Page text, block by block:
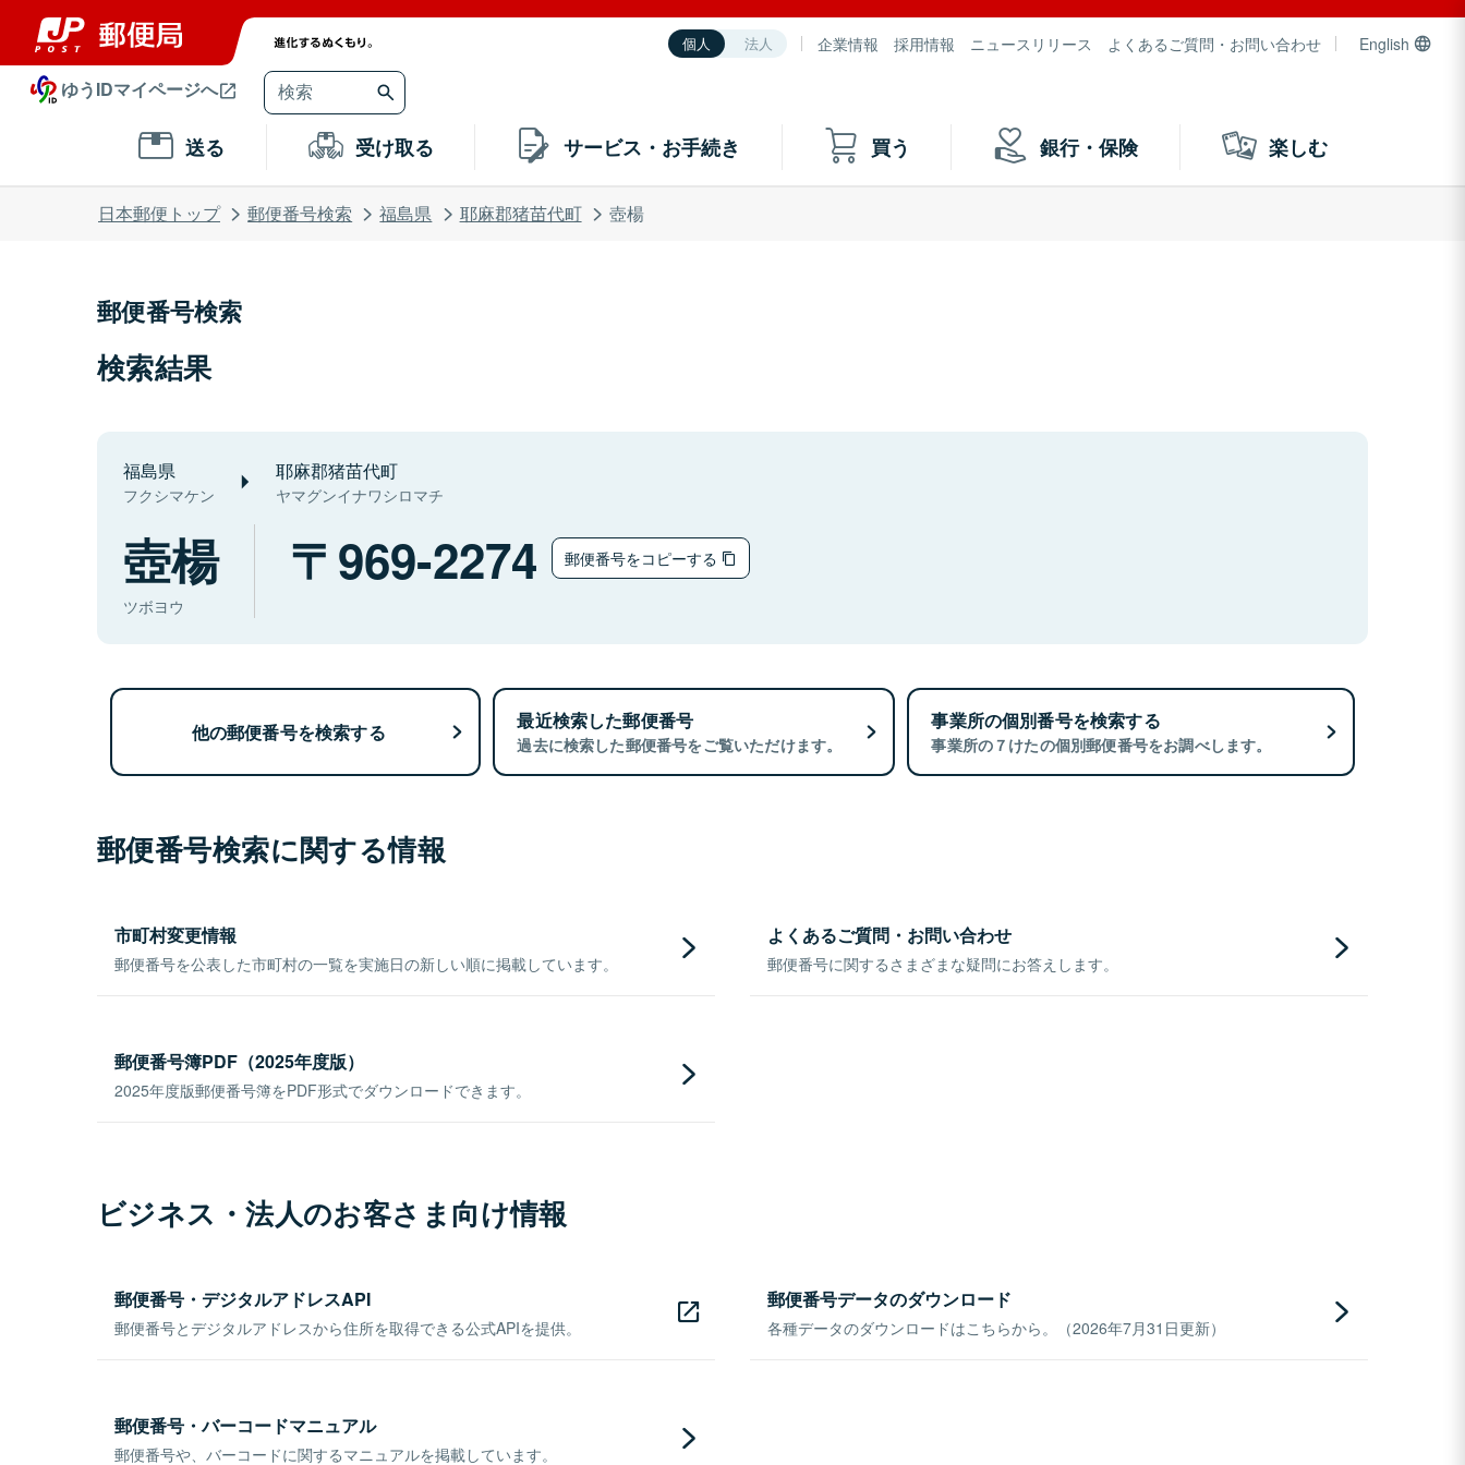
個人 法人 企業情報 採用情報 ニュースリリース よくあるご質問・お問い合わせ English
ゆうIDマイページへ
送る 受け取る サービス・お手続き 買う 銀行・保険 楽しむ
日本郵便トップ 郵便番号検索 福島県 耶麻郡猪苗代町 壺楊
郵便番号検索
検索結果
福島県
フクシマケン
耶麻郡猪苗代町
ヤマグンイナワシロマチ
壺楊
ツボヨウ
969-2274 郵便番号をコピーする
他の郵便番号を検索する 最近検索した郵便番号
過去に検索した郵便番号をご覧いただけます。
事業所の個別番号を検索する
事業所の７けたの個別郵便番号をお調べします。
郵便番号検索に関する情報
市町村変更情報
郵便番号を公表した市町村の一覧を実施日の新しい順に掲載しています。
よくあるご質問・お問い合わせ
郵便番号に関するさまざまな疑問にお答えします。
郵便番号簿PDF（2025年度版）
2025年度版郵便番号簿をPDF形式でダウンロードできます。
ビジネス・法人のお客さま向け情報
郵便番号・デジタルアドレスAPI
郵便番号とデジタルアドレスから住所を取得できる公式APIを提供。
郵便番号データのダウンロード
各種データのダウンロードはこちらから。（2026年7月31日更新）
郵便番号・バーコードマニュアル
郵便番号や、バーコードに関するマニュアルを掲載しています。